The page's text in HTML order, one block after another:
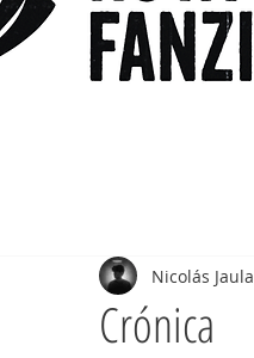
Crónica
Nicolás Jaula